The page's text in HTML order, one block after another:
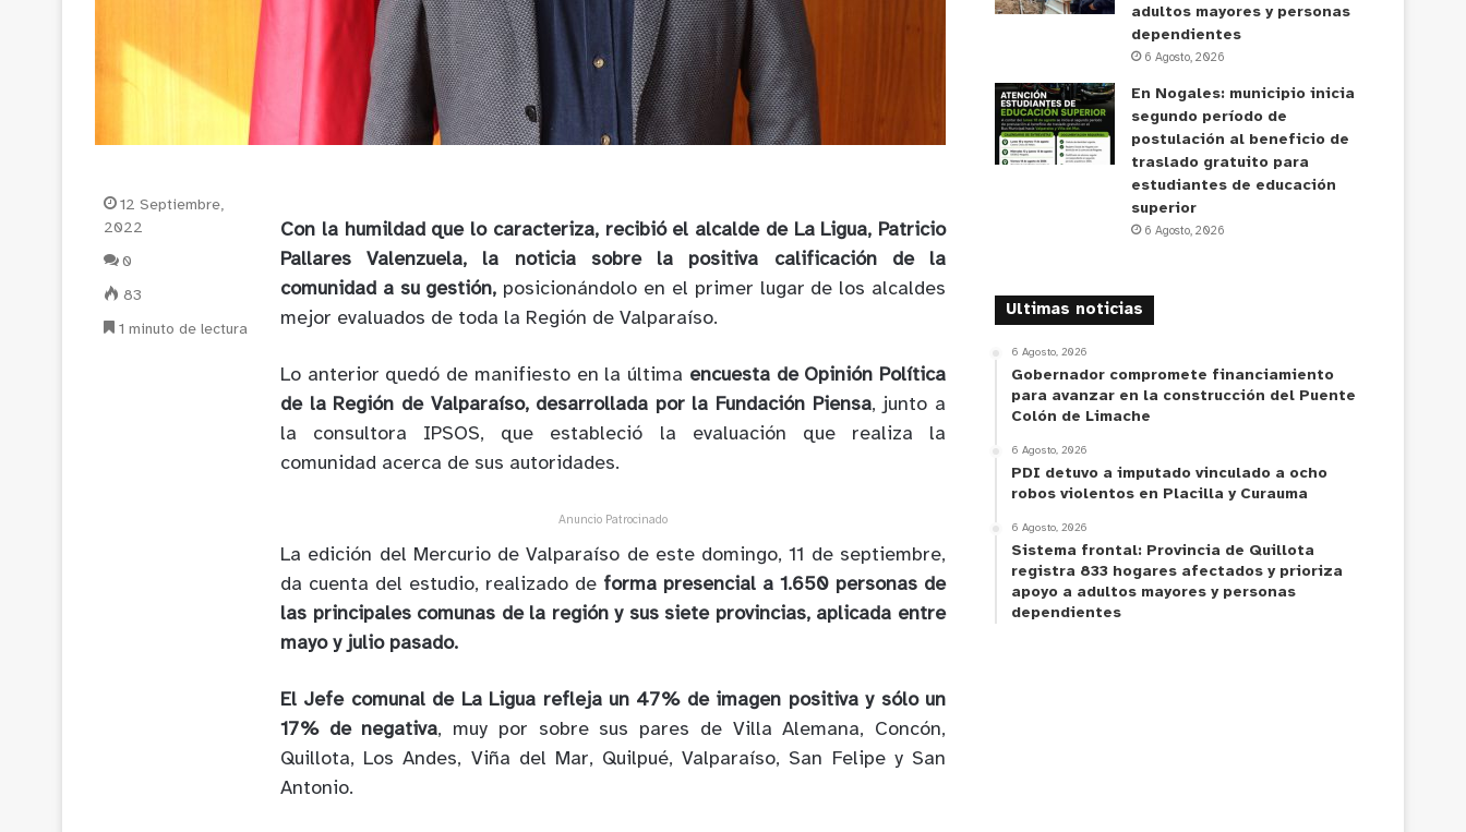
Con la humildad que lo caracteriza, recibió el alcalde de La Ligua, Patricio
Pallares Valenzuela, la noticia sobre la positiva calificación de la
comunidad a su gestión, posicionándolo en el primer lugar de los alcaldes
mejor evaluados de toda la Región de Valparaíso.
Lo anterior quedó de manifiesto en la última encuesta de Opinión Política
de la Región de Valparaíso, desarrollada por la Fundación Piensa, junto a
la consultora IPSOS, que estableció la evaluación que realiza la
comunidad acerca de sus autoridades.
Anuncio Patrocinado
La edición del Mercurio de Valparaíso de este domingo, 11 de septiembre,
da cuenta del estudio, realizado de forma presencial a 1.650 personas de
las principales comunas de la región y sus siete provincias, aplicada entre
mayo y julio pasado.
El Jefe comunal de La Ligua refleja un 47% de imagen positiva y sólo un
17% de negativa, muy por sobre sus pares de Villa Alemana, Concón,
Quillota, Los Andes, Viña del Mar, Quilpué, Valparaíso, San Felipe y San
Antonio.
12 Septiembre,
2022
0
83
1 minuto de lectura
adultos mayores y personas
dependientes
6 Agosto, 2026
En Nogales: municipio inicia
segundo período de
postulación al beneficio de
traslado gratuito para
estudiantes de educación
superior
6 Agosto, 2026
Ultimas noticias
6 Agosto, 2026
Gobernador compromete financiamiento
para avanzar en la construcción del Puente
Colón de Limache
6 Agosto, 2026
PDI detuvo a imputado vinculado a ocho
robos violentos en Placilla y Curauma
6 Agosto, 2026
Sistema frontal: Provincia de Quillota
registra 833 hogares afectados y prioriza
apoyo a adultos mayores y personas
dependientes